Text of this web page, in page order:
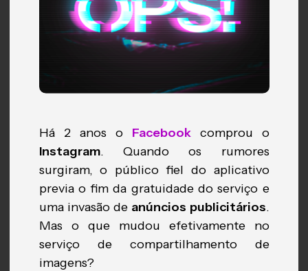
Há 2 anos o Facebookcomprou o
Instagram. Quando os rumores
surgiram, o público fiel do aplicativo
previa o fim da gratuidade do serviço e
uma invasão de anúncios publicitários.
Mas o que mudou efetivamente no
serviço de compartilhamento de
imagens?